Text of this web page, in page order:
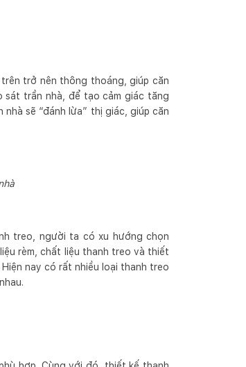
trở nên thông thoáng, giúp căn
sát trần nhà, để tạo cảm giác tăng
sẽ “đánh lừa” thị giác, giúp căn
treo, người ta có xu hướng chọn
rèm, chất liệu thanh treo và thiết
nay có rất nhiều loại thanh treo